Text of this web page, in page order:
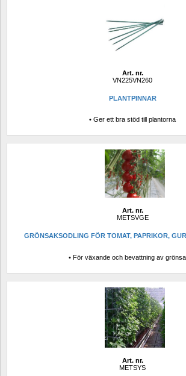
Art. nr.
VN225VN260
PLANTPINNAR
• Ger ett bra stöd till plantorna
Art. nr.
METSVGE
GRÖNSAKSODLING FÖR TOMAT, PAPRIKOR,
• För växande och bevattning av
Art. nr.
METSYS